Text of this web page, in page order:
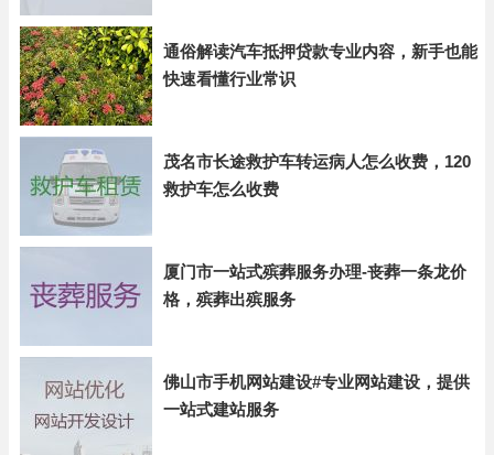
通俗解读汽车抵押贷款专业内容，新手也能
快速看懂行业常识
茂名市长途救护车转运病人怎么收费，120
救护车怎么收费
厦门市一站式殡葬服务办理-丧葬一条龙价
格，殡葬出殡服务
佛山市手机网站建设#专业网站建设，提供
一站式建站服务